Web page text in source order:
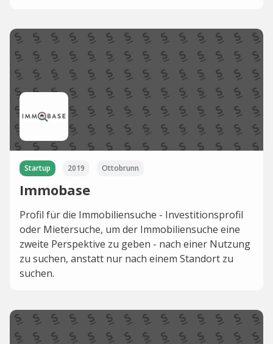
Startup 2019 Ottobrunn
Immobase
Profil für die Immobiliensuche - Investitionsprofil
oder Mietersuche, um der Immobiliensuche eine
zweite Perspektive zu geben - nach einer Nutzung
zu suchen, anstatt nur nach einem Standort zu
suchen.